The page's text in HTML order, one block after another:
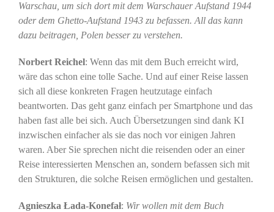
Warschau, um sich dort mit dem Warschauer Aufstand 1944
oder dem Ghetto-Aufstand 1943 zu befassen. All das kann
dazu beitragen, Polen besser zu verstehen.
Norbert Reichel: Wenn das mit dem Buch erreicht wird,
wäre das schon eine tolle Sache. Und auf einer Reise lassen
sich all diese konkreten Fragen heutzutage einfach
beantworten. Das geht ganz einfach per Smartphone und das
haben fast alle bei sich. Auch Übersetzungen sind dank KI
inzwischen einfacher als sie das noch vor einigen Jahren
waren. Aber Sie sprechen nicht die reisenden oder an einer
Reise interessierten Menschen an, sondern befassen sich mit
den Strukturen, die solche Reisen ermöglichen und gestalten.
Agnieszka Łada-Konefał: Wir wollen mit dem Buch